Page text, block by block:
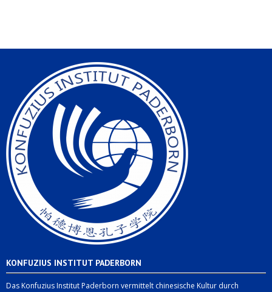
KONFUZIUS INSTITUT PADERBORN
Das Konfuzius Institut Paderborn vermittelt chinesische Kultur durch